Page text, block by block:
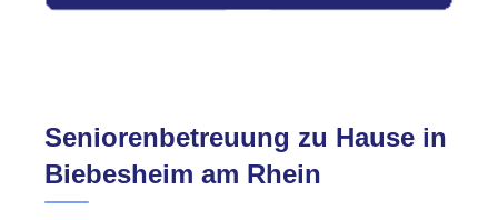
Seniorenbetreuung zu Hause in
Biebesheim am Rhein